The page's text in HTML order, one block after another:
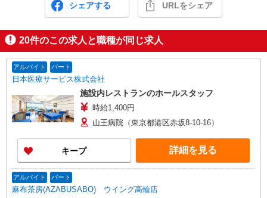
シェアする URLをシェア
20件のこの求人と職種が同じ求人
アルバイト パート
日本医療サービス株式会社
施設内レストランのホールスタッフ
時給1,400円
山王病院（東京都港区赤坂8-10-16）
キープ 詳細を見る
アルバイト パート
麻布茶房(AZABUSABO) ウイング高輪店